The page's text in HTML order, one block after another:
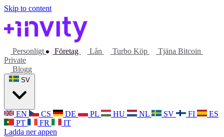
Skip to content
Personligt Företag Lån Turbo Köp
Tjäna Bitcoin
Private
Blogg
EN CS DE PL HU NL SV FI
ES
PT
FR
IT
Ladda ner appen